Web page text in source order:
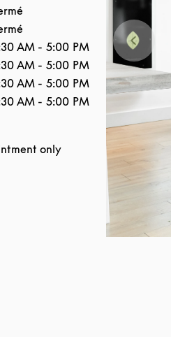
AM - 5:00 PM
AM - 5:00 PM
AM - 5:00 PM
AM - 5:00 PM
only